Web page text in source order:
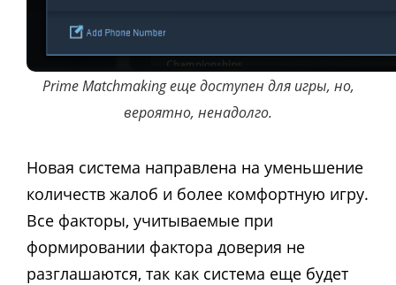
Prime Matchmaking еще доступен для игры, но,
вероятно, ненадолго.
Новая система направлена на уменьшение
количеств жалоб и более комфортную игру.
Все факторы, учитываемые при
формировании фактора доверия не
разглашаются, так как система еще будет